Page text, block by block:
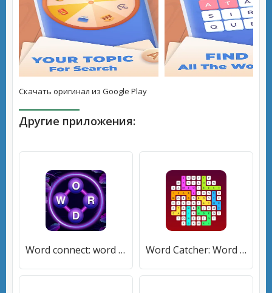
Скачать оригинал из Google Play
Другие приложения:
Word connect: word search game [МОД Все открыто] APK Android Word Catcher: Word Search [МОД Unlocked] APK Android